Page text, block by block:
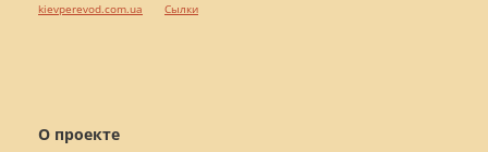
О проекте
kievperevod.com.ua
Cылки